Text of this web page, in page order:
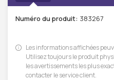
Numéro du produit: 383267
Les informations affichées
Utilisez toujours le produit
les avertissements les plus
contacter le service client.